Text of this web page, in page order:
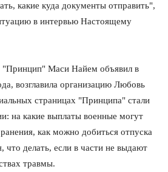
какие куда документы отправить",
в интервью Настоящему
"Принцип" Маси Найем объявил в
возглавила организацию Любовь
страницах "Принципа" стали
на какие выплаты военные могут
как можно добиться отпуска
что делать, если в части не выдают
травмы.